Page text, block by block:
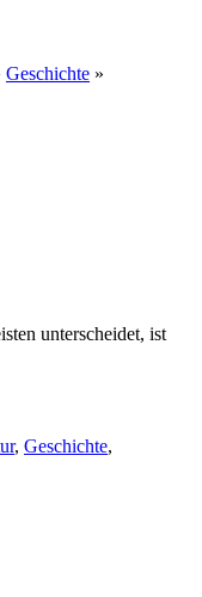
Geschichte »
unterscheidet, ist
, Geschichte,